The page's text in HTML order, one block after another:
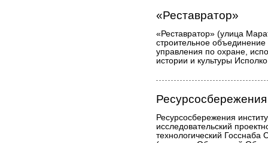
«Реставратор»
«Реставратор» (улица
строительное объединение
управления по охране,
истории и культуры
Ресурсосбережения
Ресурсосбережения
исследовательский
технологический